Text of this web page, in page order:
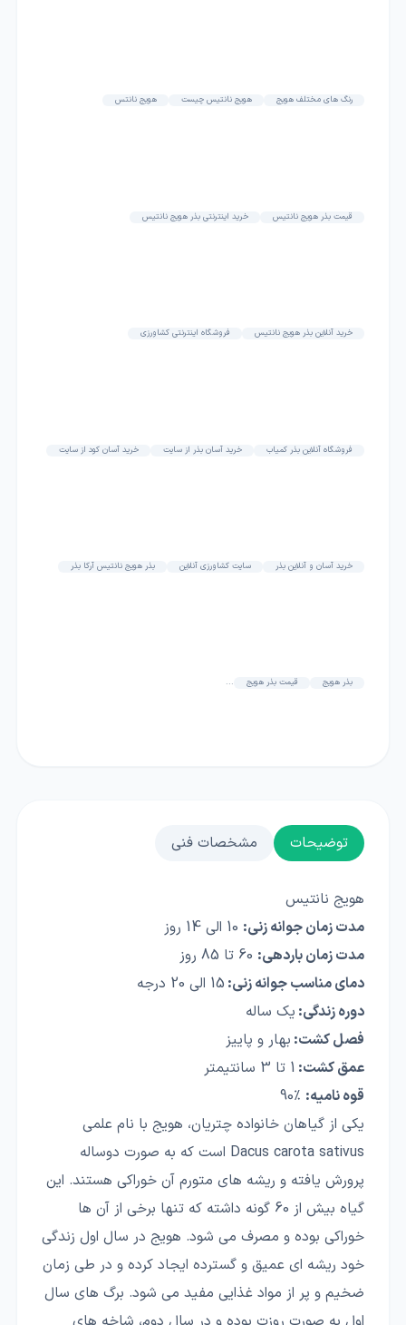
رنگ های مختلف هویج هویج نانتیس چیست هویج نانتس
قیمت بذر هویج نانتیس خرید اینترنتی بذر هویج نانتیس
خرید آنلاین بذر هویج نانتیس فروشگاه اینترنتی کشاورزی
فروشگاه آنلاین بذر کمیاب خرید آسان بذر از سایت خرید آسان کود از سایت
خرید آسان و آنلاین بذر سایت کشاورزی آنلاین بذر هویج نانتیس آرکا بذر
بذر هویج قیمت بذر هویج ...
توضیحات مشخصات فنی
هویج نانتیس
مدت زمان جوانه زنی:
مدت زمان باردهی:
دمای مناسب جوانه زنی: 15 الی 20 درجه
دوره زندگی: یک ساله
فصل کشت: بهار و پاییز
عمق کشت: 1 تا 3 سانتیمتر
قوه نامیه: ٪90
یکی از گیاهان خانواده چتریان، هویج با نام علمی
Dacus carota sativus است که به صورت دوساله
پرورش یافته و ریشه های متورم آن خوراکی هستند. این
گیاه بیش از 60 گونه داشته که تنها برخی از آن ها
خوراکی بوده و مصرف می شود. هویج در سال اول زندگی
خود ریشه ای عمیق و گسترده ایجاد کرده و در طی زمان
ضخیم و پر از مواد غذایی مفید می شود. برگ های سال